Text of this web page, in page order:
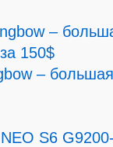
–
NEO S6